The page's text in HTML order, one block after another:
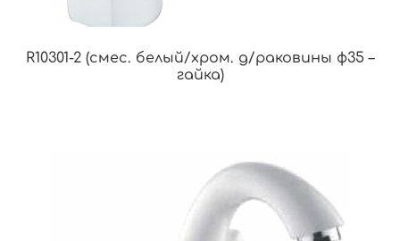
R10301-2 (смес. белый/хром. д/раковины ф35 –
гайка)